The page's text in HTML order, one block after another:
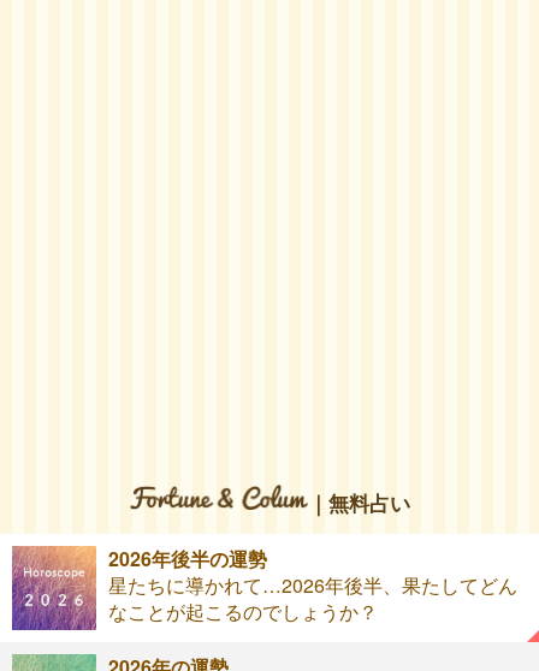
｜無料占い
2026年後半の運勢
星たちに導かれて…2026年後半、果たしてどん
なことが起こるのでしょうか？